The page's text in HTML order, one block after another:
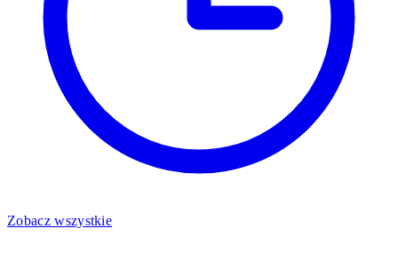
Zobacz wszystkie